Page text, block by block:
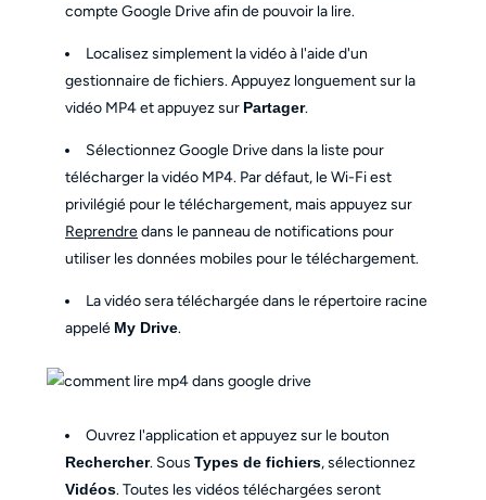
compte Google Drive afin de pouvoir la lire.
Localisez simplement la vidéo à l'aide d'un
gestionnaire de fichiers. Appuyez longuement sur la
vidéo MP4 et appuyez sur Partager.
Sélectionnez Google Drive dans la liste pour
télécharger la vidéo MP4. Par défaut, le Wi-Fi est
privilégié pour le téléchargement, mais appuyez sur
Reprendredans le panneau de notifications pour
utiliser les données mobiles pour le téléchargement.
La vidéo sera téléchargée dans le répertoire racine
appelé My Drive.
Ouvrez l'application et appuyez sur le bouton
Rechercher. SousTypes de fichiers, sélectionnez
Vidéos. Toutes les vidéos téléchargées seront